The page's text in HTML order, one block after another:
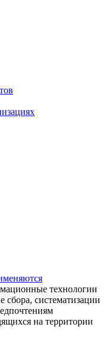
технологии
сбора, систематизации
на территории